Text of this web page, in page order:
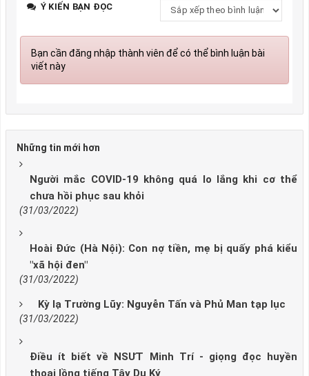
Ý KIẾN BẠN ĐỌC
Bạn cần đăng nhập thành viên để có thể bình luận bài
viết này
Những tin mới hơn
Người mắc COVID-19 không quá lo lắng khi cơ thể
chưa hồi phục sau khỏi
(31/03/2022)
Hoài Đức (Hà Nội): Con nợ tiền, mẹ bị quấy phá kiểu
"xã hội đen"
(31/03/2022)
Kỳ lạ Trường Lũy: Nguyễn Tấn và Phủ Man tạp lục
(31/03/2022)
Điều ít biết về NSƯT Minh Trí - giọng đọc huyền